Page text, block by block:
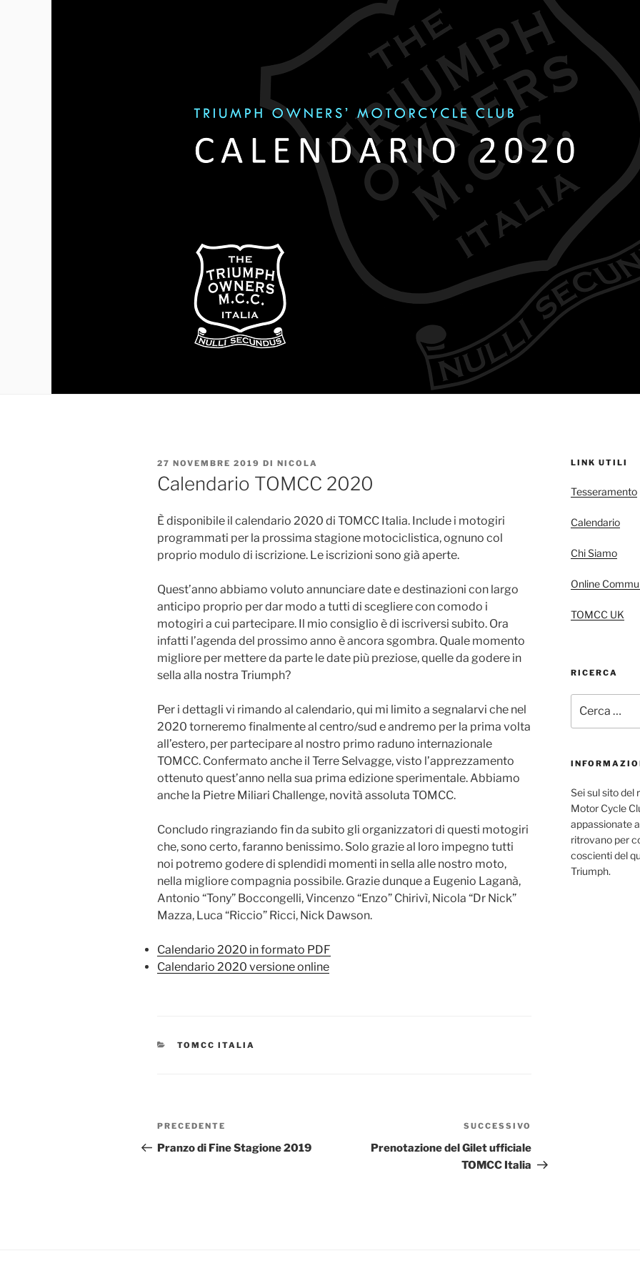
PUBBLICATO
IL
27 NOVEMBRE 2019 DI NICOLA
Calendario TOMCC 2020
È disponibile il calendario 2020 di TOMCC Italia. Include i motogiri
programmati per la prossima stagione motociclistica, ognuno col
proprio modulo di iscrizione. Le iscrizioni sono già aperte.
Quest’anno abbiamo voluto annunciare date e destinazioni con largo
anticipo proprio per dar modo a tutti di scegliere con comodo i
motogiri a cui partecipare. Il mio consiglio è di iscriversi subito. Ora
infatti l’agenda del prossimo anno è ancora sgombra. Quale momento
migliore per mettere da parte le date più preziose, quelle da godere in
sella alla nostra Triumph?
Per i dettagli vi rimando al calendario, qui mi limito a segnalarvi che nel
2020 torneremo finalmente al centro/sud e andremo per la prima volta
all’estero, per partecipare al nostro primo raduno internazionale
TOMCC. Confermato anche il Terre Selvagge, visto l’apprezzamento
ottenuto quest’anno nella sua prima edizione sperimentale. Abbiamo
anche la Pietre Miliari Challenge, novità assoluta TOMCC.
Concludo ringraziando fin da subito gli organizzatori di questi motogiri
che, sono certo, faranno benissimo. Solo grazie al loro impegno tutti
noi potremo godere di splendidi momenti in sella alle nostro moto,
nella migliore compagnia possibile. Grazie dunque a Eugenio Laganà,
Antonio “Tony” Boccongelli, Vincenzo “Enzo” Chirivì, Nicola “Dr Nick”
Mazza, Luca “Riccio” Ricci, Nick Dawson.
Calendario 2020 in formato PDF
Calendario 2020 versione online
CATEGORIE
TOMCC ITALIA
Navigazione
articoli
Articolo
precedente:
PRECEDENTE
Pranzo di Fine Stagione 2019
successivo
SUCCESSIVO
Prenotazione del Gilet ufficiale
TOMCC Italia
LINK UTILI
Tesseramento
Calendario
Chi Siamo
Online
TOMCC UK
RICERCA
Sei sul sito del
Motor Cycle
appassionate
ritrovano per
coscienti del
Triumph.